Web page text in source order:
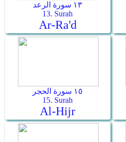
١٣ سورة الرعد
13. Surah
Ar-Ra'd
١٥ سورة الحجر
15. Surah
Al-Hijr